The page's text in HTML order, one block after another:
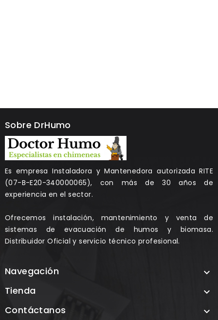
Sobre DrHumo
Es empresa Instaladora y Mantenedora autorizada RITE
(07-B-E20-340000065), con más de 30 años de
experiencia en el sector.
Ofrecemos instalación, mantenimiento y venta de
sistemas de evacuación de humos y biomasa.
Distribuidor Oficial y servicio técnico profesional.
Navegación 
Tienda 
Contáctanos 